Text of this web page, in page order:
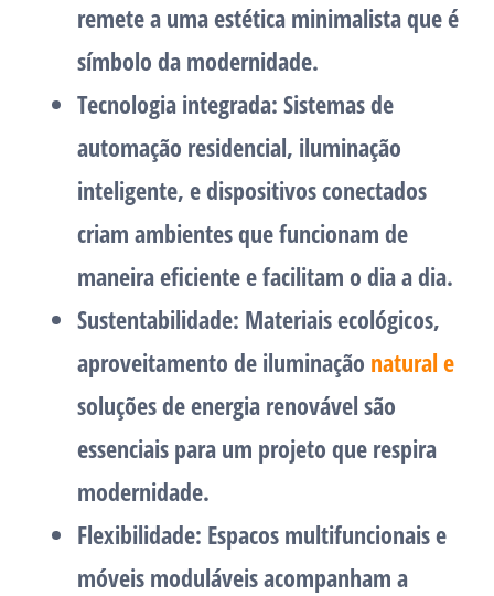
remete a uma estética minimalista que é
símbolo da modernidade.
Tecnologia integrada: Sistemas de
automação residencial, iluminação
inteligente, e dispositivos conectados
criam ambientes que funcionam de
maneira eficiente e facilitam o dia a dia.
Sustentabilidade: Materiais ecológicos,
aproveitamento de iluminação natural e
soluções de energia renovável são
essenciais para um projeto que respira
modernidade.
Flexibilidade: Espacos multifuncionais e
móveis moduláveis acompanham a